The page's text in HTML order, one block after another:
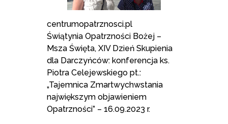
centrumopatrznosci.pl
Świątynia Opatrzności Bożej –
Msza Święta, XIV Dzień Skupienia
dla Darczyńców: konferencja ks.
Piotra Celejewskiego pt.:
„Tajemnica Zmartwychwstania
największym objawieniem
Opatrzności” – 16.09.2023 r.